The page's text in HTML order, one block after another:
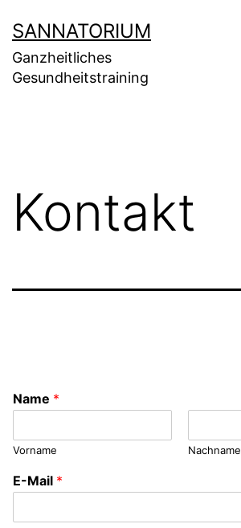
Inhalt
springen
SANNATORIUM
Ganzheitliches
Gesundheitstraining
Kontakt
Name *
Vorname Nachname
E-Mail *